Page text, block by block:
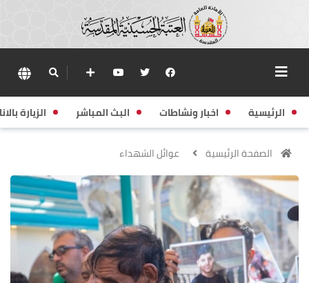
الرئيسية اخبار ونشاطات البث المباشر الزيارة
الصفحة الرئيسية عوائل الشهداء